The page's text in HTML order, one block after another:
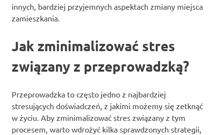
innych, bardziej przyjemnych aspektach zmiany miejsca
zamieszkania.
Jak zminimalizować stres
związany z przeprowadzką?
Przeprowadzka to często jedno z najbardziej
stresujących doświadczeń, z jakimi możemy się zetknąć
w życiu. Aby zminimalizować stres związany z tym
procesem, warto wdrożyć kilka sprawdzonych strategii,